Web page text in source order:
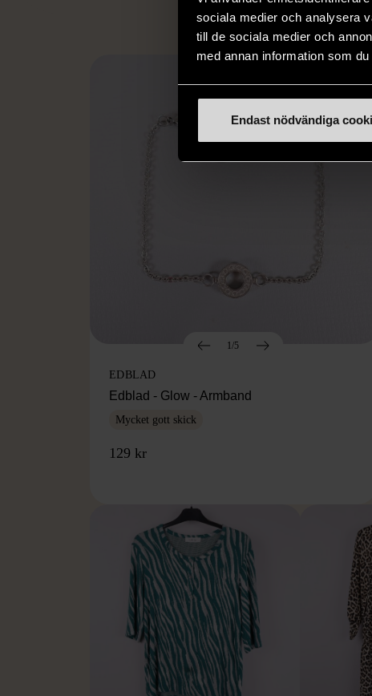
sociala medier och analysera
till de sociala medier och
med annan information som
Endast nödvändiga
1/5
EDBLAD
Edblad - Glow - Armband
Mycket gott skick
129 kr